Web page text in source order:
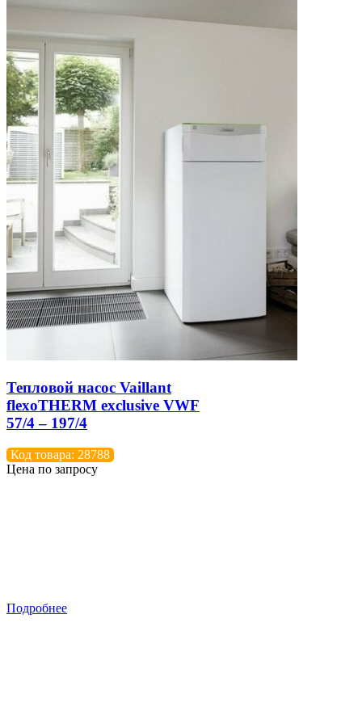
Тепловой насос Vaillant
flexoTHERM exclusive VWF
57/4 – 197/4
Код товара: 28788
Цена по запросу
Подробнее